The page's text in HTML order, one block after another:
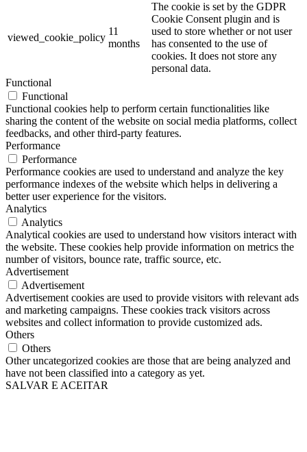
viewed_cookie_policy
11
months
The cookie is set by the GDPR
Cookie Consent plugin and is
used to store whether or not user
has consented to the use of
cookies. It does not store any
personal data.
Functional
Functional
Functional cookies help to perform certain functionalities like
sharing the content of the website on social media platforms, collect
feedbacks, and other third-party features.
Performance
Performance
Performance cookies are used to understand and analyze the key
performance indexes of the website which helps in delivering a
better user experience for the visitors.
Analytics
Analytics
Analytical cookies are used to understand how visitors interact with
the website. These cookies help provide information on metrics the
number of visitors, bounce rate, traffic source, etc.
Advertisement
Advertisement
Advertisement cookies are used to provide visitors with relevant ads
and marketing campaigns. These cookies track visitors across
websites and collect information to provide customized ads.
Others
Others
Other uncategorized cookies are those that are being analyzed and
have not been classified into a category as yet.
SALVAR E ACEITAR